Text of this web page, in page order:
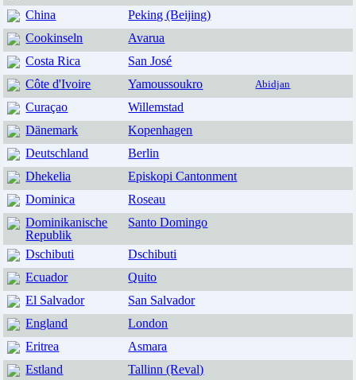
China
Peking (Beijing)
Cookinseln
Avarua
Costa Rica
San José
Côte d'Ivoire
Yamoussoukro Abidjan
Curaçao
Willemstad
Dänemark
Kopenhagen
Deutschland
Berlin
Dhekelia
Episkopi Cantonment
Dominica
Roseau
Dominikanische
Republik
Santo Domingo
Dschibuti
Dschibuti
Ecuador
Quito
El Salvador
San Salvador
England
London
Eritrea
Asmara
Estland
Tallinn (Reval)